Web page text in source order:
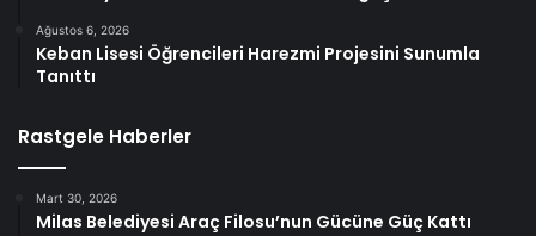
Ağustos 6, 2026
Keban Lisesi Öğrencileri Harezmi Projesini Sunumla
Tanıttı
Rastgele Haberler
Mart 30, 2026
Milas Belediyesi Araç Filosu’nun Gücüne Güç Kattı